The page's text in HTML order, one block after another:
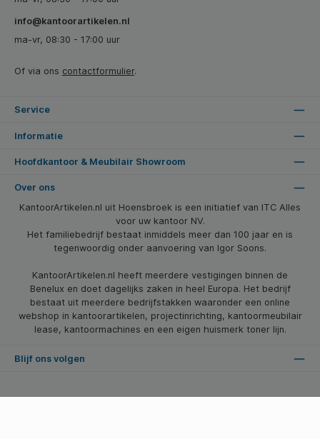
info@kantoorartikelen.nl
ma-vr, 08:30 - 17:00 uur
Of via ons contactformulier.
Service
Informatie
Hoofdkantoor & Meubilair Showroom
Over ons
KantoorArtikelen.nl uit Hoensbroek is een initiatief van ITC Alles
voor uw kantoor NV.
Het familiebedrijf bestaat inmiddels meer dan 100 jaar en is
tegenwoordig onder aanvoering van Igor Soons.
KantoorArtikelen.nl heeft meerdere vestigingen binnen de
Benelux en doet dagelijks zaken in heel Europa. Het bedrijf
bestaat uit meerdere bedrijfstakken waaronder een online
webshop in kantoorartikelen, projectinrichting, kantoormeubilair
lease, kantoormachines en een eigen huismerk toner lijn.
Blijf ons volgen